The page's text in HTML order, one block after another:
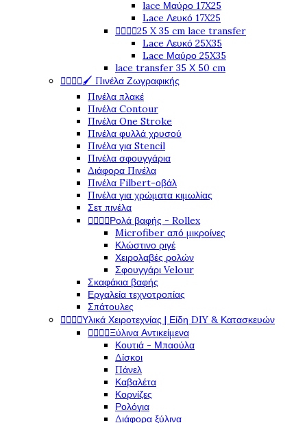
lace Μαύρο 17X25
Lace Λευκό 17X25
   25 X 35 cm lace transfer
Lace Λευκό 25X35
Lace Μαύρο 25X35
lace transfer 35 Χ 50 cm
   🖌️ Πινέλα Ζωγραφικής
Πινέλα πλακέ
Πινέλα Contour
Πινέλα One Stroke
Πινέλα φυλλά χρυσού
Πινέλα για Stencil
Πινέλα σφουγγάρια
Διάφορα Πινέλα
Πινέλα Filbert-οβάλ
Πινέλα για χρώματα κιμωλίας
Σετ πινέλα
   Ρολά βαφής - Rollex
Microfiber από μικροίνες
Κλώστινο ριγέ
Χειρολαβές ρολών
Σφουγγάρι Velour
Σκαφάκια βαφής
Εργαλεία τεχνοτροπίας
Σπάτουλες
   Υλικά Χειροτεχνίας | Είδη DIY & Κατασκευών
   Ξύλινα Αντικείμενα
Κουτιά - Μπαούλα
Δίσκοι
Πάνελ
Καβαλέτα
Κορνίζες
Ρολόγια
Διάφορα ξύλινα